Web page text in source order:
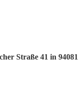
Straße 41 in 94081